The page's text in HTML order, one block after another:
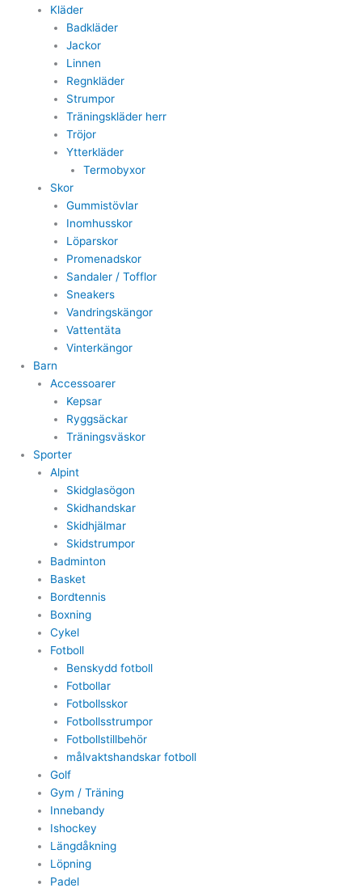
Kläder
Badkläder
Jackor
Linnen
Regnkläder
Strumpor
Träningskläder herr
Tröjor
Ytterkläder
Termobyxor
Skor
Gummistövlar
Inomhusskor
Löparskor
Promenadskor
Sandaler / Tofflor
Sneakers
Vandringskängor
Vattentäta
Vinterkängor
Barn
Accessoarer
Kepsar
Ryggsäckar
Träningsväskor
Sporter
Alpint
Skidglasögon
Skidhandskar
Skidhjälmar
Skidstrumpor
Badminton
Basket
Bordtennis
Boxning
Cykel
Fotboll
Benskydd fotboll
Fotbollar
Fotbollsskor
Fotbollsstrumpor
Fotbollstillbehör
målvaktshandskar fotboll
Golf
Gym / Träning
Innebandy
Ishockey
Längdåkning
Löpning
Padel